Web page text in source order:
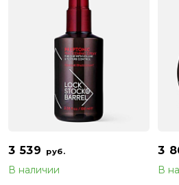
3 539 руб.
В наличии
3
В